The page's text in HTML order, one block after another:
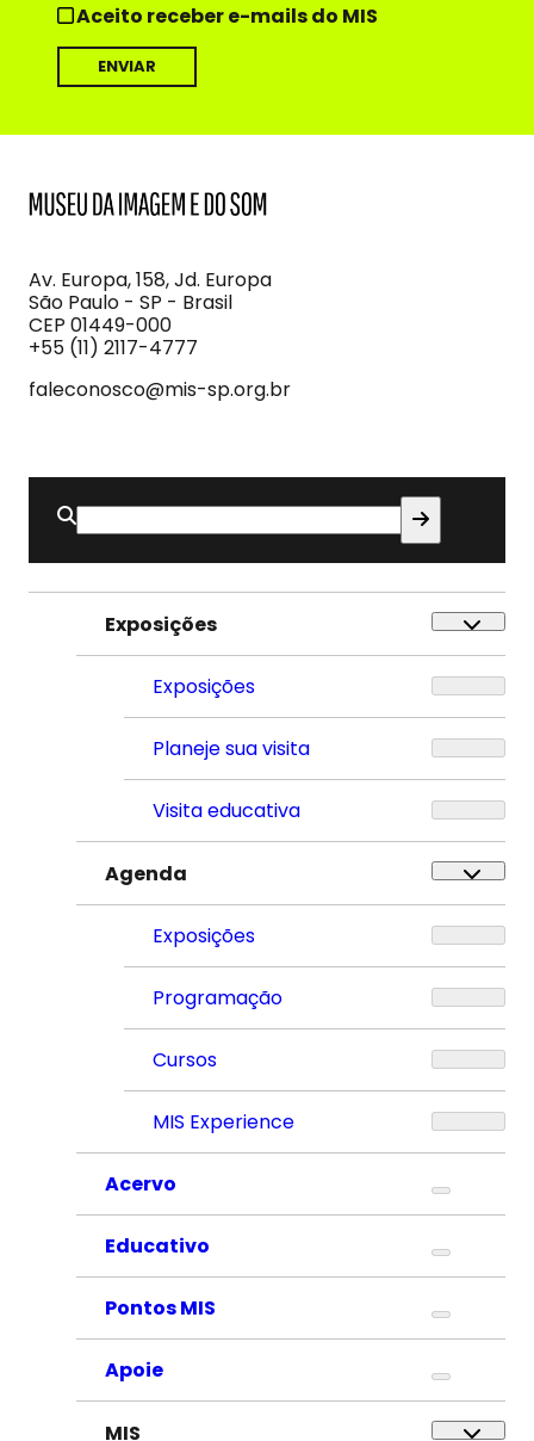
Aceito receber e-mails do MIS
Imagem
e
do
Som
Av. Europa, 158, Jd. Europa
São Paulo - SP - Brasil
CEP 01449-000
+55 (11) 2117-4777
faleconosco@mis-sp.org.br
Buscar
por:
Exposições
Exposições
Planeje sua visita
Visita educativa
Agenda
Exposições
Programação
Cursos
MIS Experience
Acervo
Educativo
Pontos MIS
Apoie
MIS